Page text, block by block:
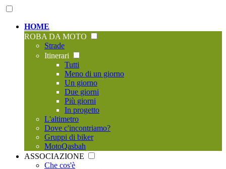
HOME
ROBA DA MOTO
Strade
Itinerari
Tutti
Meno di un giorno
Un giorno
Due giorni
Più giorni
In progetto
L'altimetro
Dove c'incontriamo?
Gruppi di biker
MotoQasbah
ASSOCIAZIONE
Che cos'è